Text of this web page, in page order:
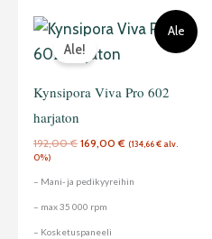
Ale
Ale!
Kynsipora Viva Pro 602
harjaton
192,00€
Alkuperäinen
hinta
oli:
192,00 €.
169,00€
Nykyinen
hinta
(134,66€ alv.
0%)
– Mani- ja pedikyyreihin
– max 35 000 rpm
– Kosketuspaneeli